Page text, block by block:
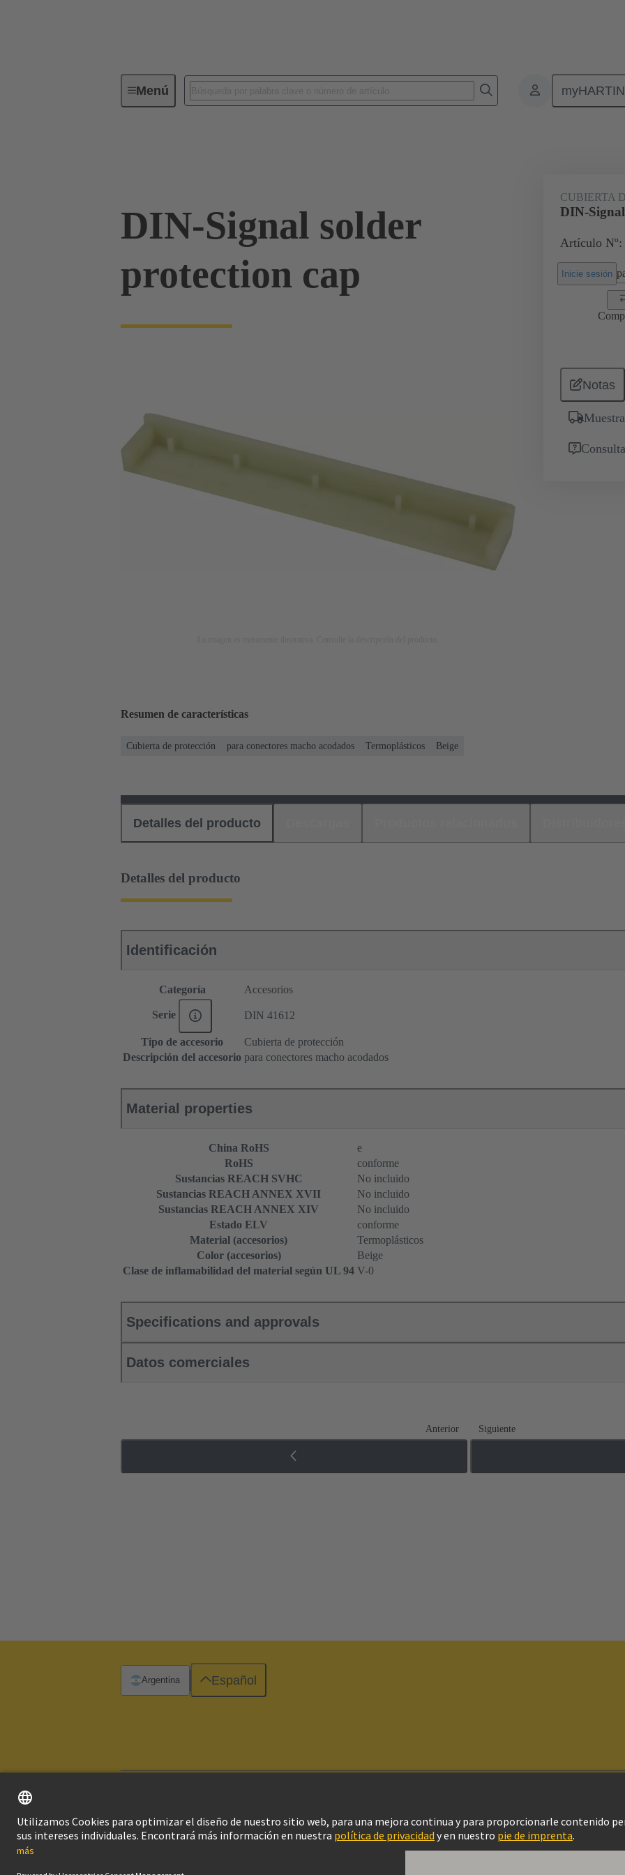
MenúConectividad de dispositivos Conectores de placa a placa de
DIN-Signal solder
protection cap
CUBIERTA
DIN-
Artículo Nº:
Inicie sesión
Notas
Resumen de características
Cubierta de protección para conectores macho acodados Termoplásticos Beige
Detalles del producto
Detalles del producto
Identificación
Categoría Accesorios
Serie DIN 41612
Tipo de accesorio
Cubierta de protección
Descripción del accesorio para conectores macho acodados
Material properties
China RoHS
e
RoHS
conforme
Sustancias REACH SVHC
No incluido
Sustancias REACH ANNEX XVII
No incluido
Sustancias REACH ANNEX XIV
No incluido
Estado ELV
conforme
Material (accesorios)
Termoplásticos
Color (accesorios)
Beige
Clase de inflamabilidad del material según UL 94 V-0
Specifications and approvals
Datos comerciales
Anterior Siguiente
Argentina Español